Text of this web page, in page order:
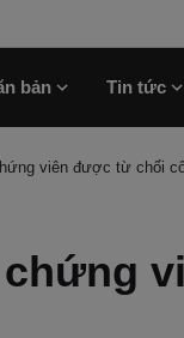
bản Tin tức
viên được từ chối